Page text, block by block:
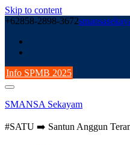
Skip to content
+62858-2898-3672
Info SPMB 2025
SMANSA Sekayam
#SATU ➡️ Santun Anggun